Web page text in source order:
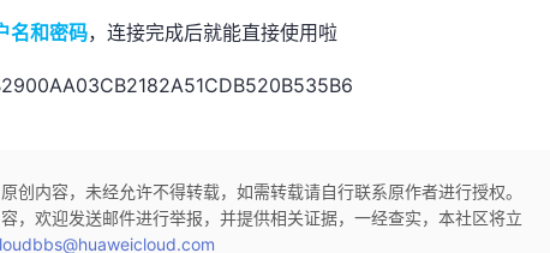
名和密码，连接完成后就能直接使用啦
创内容，未经允许不得转载，如需转载请自行联系原作者进行授权。
，欢迎发送邮件进行举报，并提供相关证据，一经查实，本社区将立